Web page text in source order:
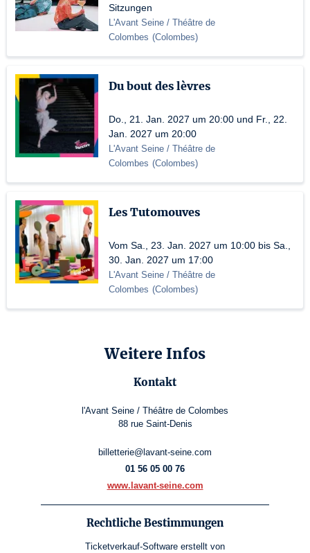
Sitzungen
L'Avant Seine / Théâtre de
Colombes (Colombes)
Du bout des lèvres
Do., 21. Jan. 2027 um 20:00 und Fr., 22.
Jan. 2027 um 20:00
L'Avant Seine / Théâtre de
Colombes (Colombes)
Les Tutomouves
Vom Sa., 23. Jan. 2027 um 10:00 bis Sa.,
30. Jan. 2027 um 17:00
L'Avant Seine / Théâtre de
Colombes (Colombes)
Weitere Infos
Kontakt
l'Avant Seine / Théâtre de Colombes
88 rue Saint-Denis
billetterie@lavant-seine.com
01 56 05 00 76
www.lavant-seine.com
Rechtliche Bestimmungen
Ticketverkauf-Software erstellt von